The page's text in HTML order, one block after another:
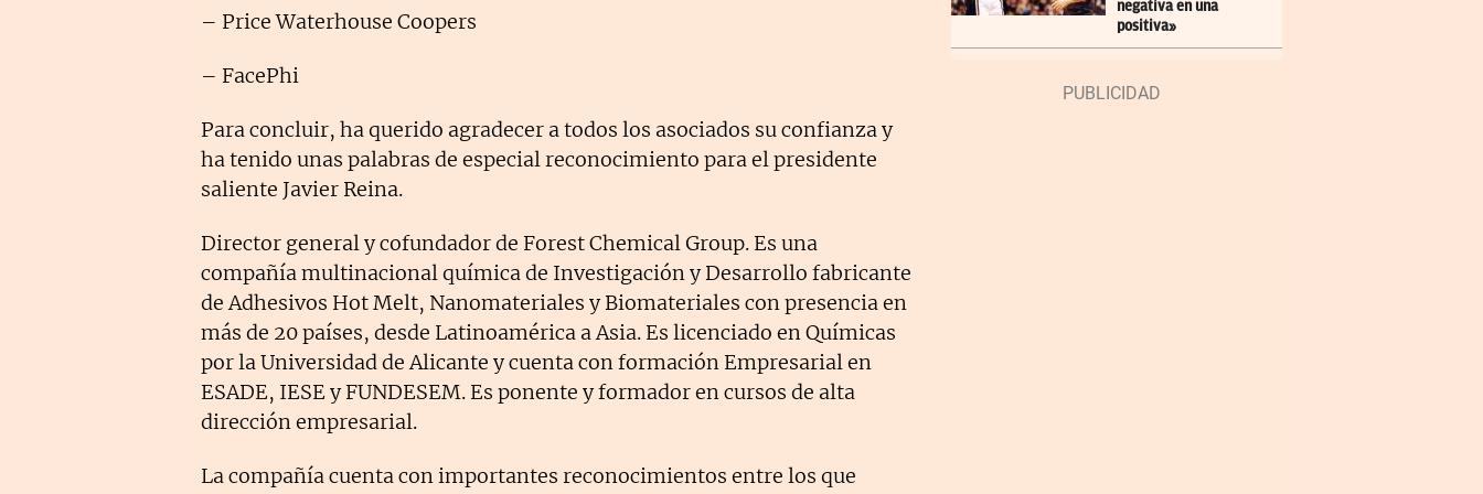
– Price Waterhouse Coopers
– FacePhi
Para concluir, ha querido agradecer a todos los asociados su confianza y
ha tenido unas palabras de especial reconocimiento para el presidente
saliente Javier Reina.
Director general y cofundador de Forest Chemical Group. Es una
compañía multinacional química de Investigación y Desarrollo fabricante
de Adhesivos Hot Melt, Nanomateriales y Biomateriales con presencia en
más de 20 países, desde Latinoamérica a Asia. Es licenciado en Químicas
por la Universidad de Alicante y cuenta con formación Empresarial en
ESADE, IESE y FUNDESEM. Es ponente y formador en cursos de alta
dirección empresarial.
La compañía cuenta con importantes reconocimientos entre los que
negativa en una
positiva»